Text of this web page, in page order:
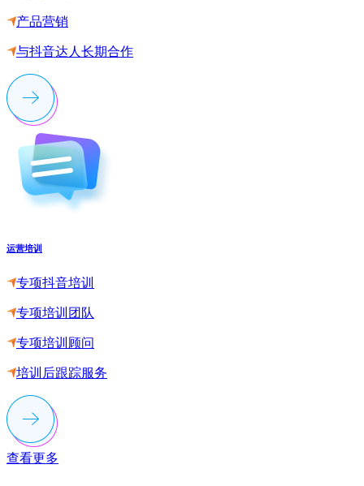
产品营销
与抖音达人长期合作
运营培训
专项抖音培训
专项培训团队
专项培训顾问
培训后跟踪服务
查看更多